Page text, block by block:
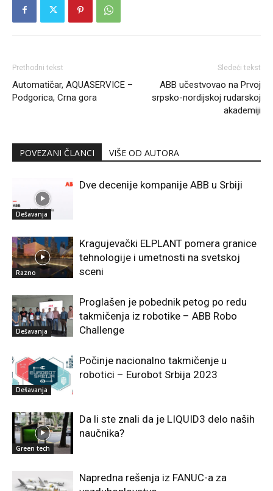
Prethodni tekst
Automatičar, AQUASERVICE –
Podgorica, Crna gora
Sledeći tekst
ABB učestvovao na Prvoj
srpsko-nordijskoj rudarskoj
akademiji
POVEZANI ČLANCI VIŠE OD AUTORA
Dešavanja
Dve decenije kompanije ABB u Srbiji
Razno
Kragujevački ELPLANT pomera granice
tehnologije i umetnosti na svetskoj
sceni
Dešavanja
Proglašen je pobednik petog po redu
takmičenja iz robotike – ABB Robo
Challenge
Dešavanja
Počinje nacionalno takmičenje u
robotici – Eurobot Srbija 2023
Green tech
Da li ste znali da je LIQUID3 delo naših
naučnika?
Napredna rešenja iz FANUC-a za